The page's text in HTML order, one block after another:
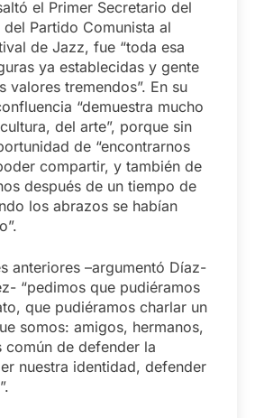
el Primer Secretario del
Partido Comunista al
de Jazz, fue “toda esa
ya establecidas y gente
valores tremendos”. En su
“demuestra mucho
del arte”, porque sin
de “encontrarnos
compartir, y también de
después de un tiempo de
los abrazos se habían
anteriores –argumentó Díaz-
“pedimos que pudiéramos
que pudiéramos charlar un
somos: amigos, hermanos,
común de defender la
nuestra identidad, defender